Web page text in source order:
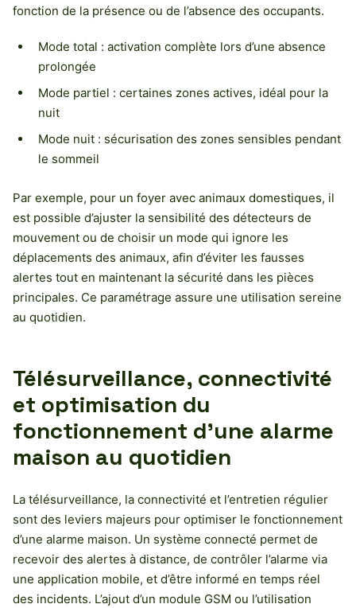
fonction de la présence ou de l’absence des occupants.
Mode total : activation complète lors d’une absence
prolongée
Mode partiel : certaines zones actives, idéal pour la
nuit
Mode nuit : sécurisation des zones sensibles pendant
le sommeil
Par exemple, pour un foyer avec animaux domestiques, il
est possible d’ajuster la sensibilité des détecteurs de
mouvement ou de choisir un mode qui ignore les
déplacements des animaux, afin d’éviter les fausses
alertes tout en maintenant la sécurité dans les pièces
principales. Ce paramétrage assure une utilisation sereine
au quotidien.
Télésurveillance, connectivité
et optimisation du
fonctionnement d’une alarme
maison au quotidien
La télésurveillance, la connectivité et l’entretien régulier
sont des leviers majeurs pour optimiser le fonctionnement
d’une alarme maison. Un système connecté permet de
recevoir des alertes à distance, de contrôler l’alarme via
une application mobile, et d’être informé en temps réel
des incidents. L’ajout d’un module GSM ou l’utilisation